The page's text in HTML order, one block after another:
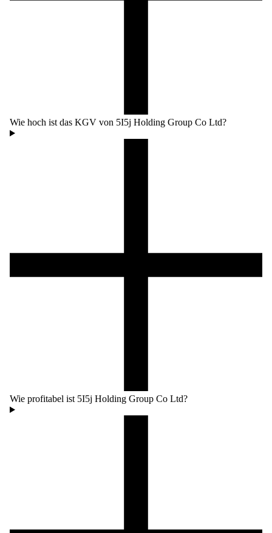
Wie hoch ist das KGV von 5I5j Holding Group Co Ltd?
Wie profitabel ist 5I5j Holding Group Co Ltd?